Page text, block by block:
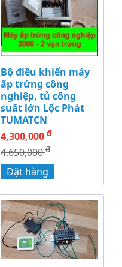
Bộ điều khiển máy
ấp trứng công
nghiệp, tủ công
suất lớn Lộc Phát
TUMATCN
4,300,000 đ
4,650,000đ
Đặt hàng